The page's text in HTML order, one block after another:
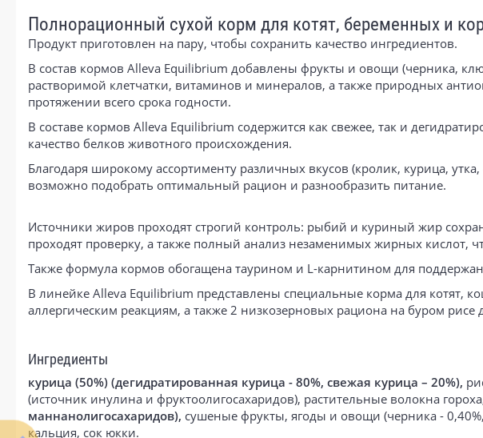
Полнорационный сухой корм для котят, беременных и
Продукт приготовлен на пару, чтобы сохранить качество ингредиентов.
В состав кормов Alleva Equilibrium добавлены фрукты и овощи (черника,
растворимой клетчатки, витаминов и минералов, а также природных
протяжении всего срока годности.
В составе кормов Alleva Equilibrium содержится как свежее, так и
качество белков животного происхождения.
Благодаря широкому ассортименту различных вкусов (кролик, курица,
возможно подобрать оптимальный рацион и разнообразить питание.
Источники жиров проходят строгий контроль: рыбий и куриный жир
проходят проверку, а также полный анализ незаменимых жирных кислот,
Также формула кормов обогащена таурином и L-карнитином для
В линейке Alleva Equilibrium представлены специальные корма для котят,
аллергическим реакциям, а также 2 низкозерновых рациона на буром
Ингредиенты
курица (50%) (дегидратированная курица - 80%, свежая курица – 20%),
(источник инулина и фруктоолигосахаридов), растительные волокна
маннанолигосахаридов), сушеные фрукты, ягоды и овощи (черника -
кальция, сок юкки.